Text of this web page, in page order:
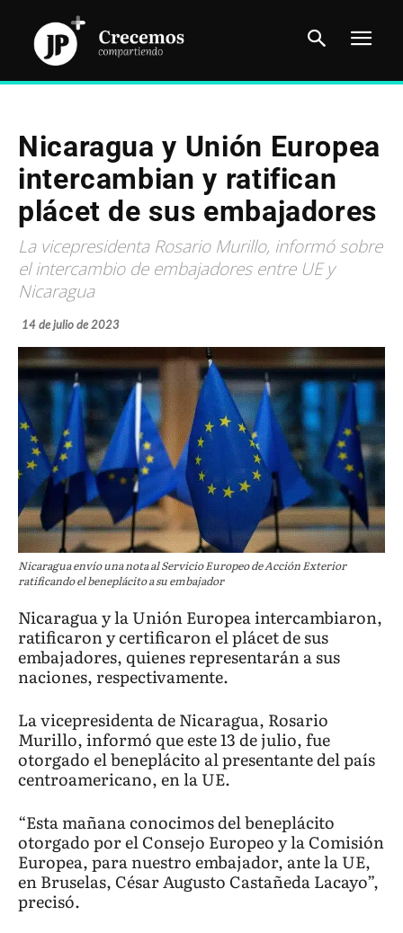
Nicaragua y Unión Europea
intercambian y ratifican
plácet de sus embajadores
La vicepresidenta Rosario Murillo, informó sobre
el intercambio de embajadores entre UE y
Nicaragua
14 de julio de 2023
Nicaragua envío una nota al Servicio Europeo de Acción Exterior
ratificando el beneplácito a su embajador
Nicaragua y la Unión Europea intercambiaron,
ratificaron y certificaron el plácet de sus
embajadores, quienes representarán a sus
naciones, respectivamente.
La vicepresidenta de Nicaragua, Rosario
Murillo, informó que este 13 de julio, fue
otorgado el beneplácito al presentante del país
centroamericano, en la UE.
“Esta mañana conocimos del beneplácito
otorgado por el Consejo Europeo y la Comisión
Europea, para nuestro embajador, ante la UE,
en Bruselas, César Augusto Castañeda Lacayo”,
precisó.